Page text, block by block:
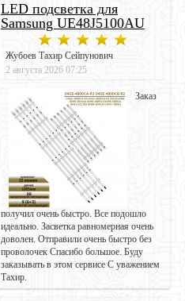
LED подсветка для
Samsung UE48J5100AU
Жубоев Тахир Сейпунович
2 августа 2026 07:25
Заказ
получил очень быстро. Все подошло
идеально. Засветка равномерная очень
доволен. Отправили очень быстро без
проволочек Спасибо большое. Буду
заказывать в этом сервисе С уважением
Тахир.